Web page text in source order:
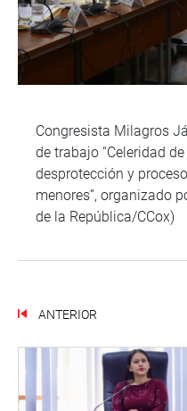
Congresista Milagros
de trabajo “Celeridad
desprotección y
menores”, organizado
de la República/CCox)
ANTERIOR